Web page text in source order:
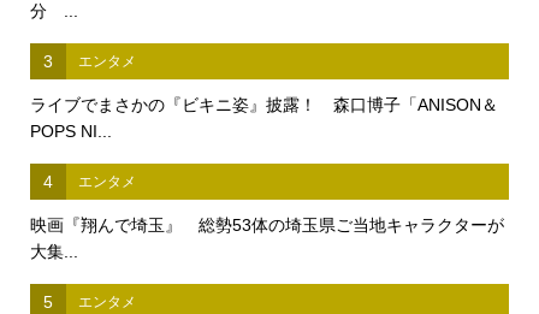
分 ...
3 エンタメ
ライブでまさかの『ビキニ姿』披露！ 森口博子「ANISON＆
POPS NI...
4 エンタメ
映画『翔んで埼玉』 総勢53体の埼玉県ご当地キャラクターが
大集...
5 エンタメ